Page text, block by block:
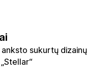
anksto sukurtų dizainų